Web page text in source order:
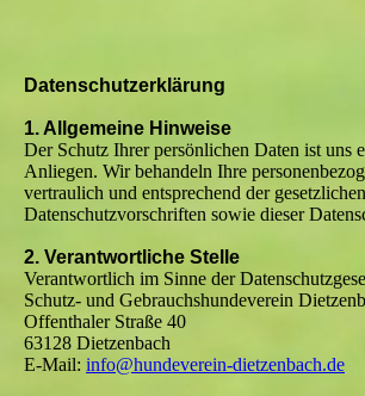
Datenschutzerklärung
1. Allgemeine Hinweise
Der Schutz Ihrer persönlichen Daten ist uns
Anliegen. Wir behandeln Ihre
vertraulich und entsprechend der gesetzlichen
Datenschutzvorschriften sowie dieser
2. Verantwortliche Stelle
Verantwortlich im Sinne der
Schutz- und Gebrauchshundeverein
Offenthaler Straße 40
63128 Dietzenbach
E-Mail: info@hundeverein-dietzenbach.de